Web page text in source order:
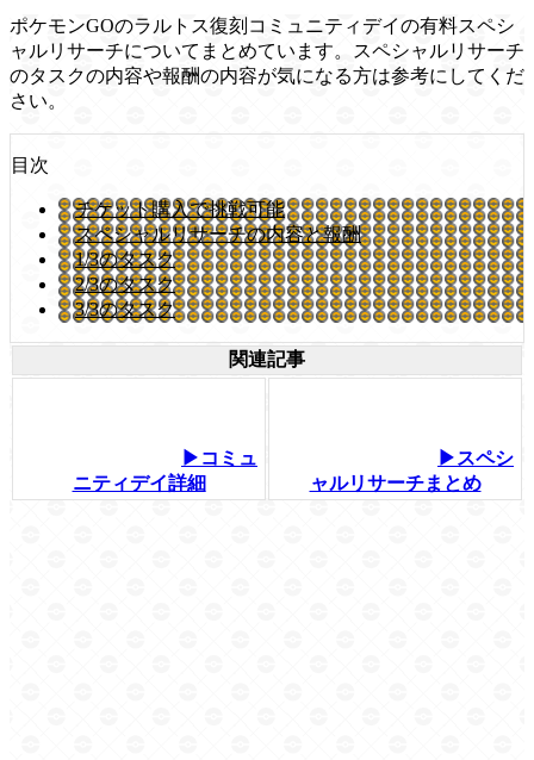
ポケモンGOのラルトス復刻コミュニティデイの有料スペシ
ャルリサーチについてまとめています。スペシャルリサーチ
のタスクの内容や報酬の内容が気になる方は参考にしてくだ
さい。
目次
チケット購入で挑戦可能
スペシャルリサーチの内容と報酬
1/3のタスク
2/3のタスク
3/3のタスク
関連記事
▶コミュ
ニティデイ詳細
▶スペシ
ャルリサーチまとめ